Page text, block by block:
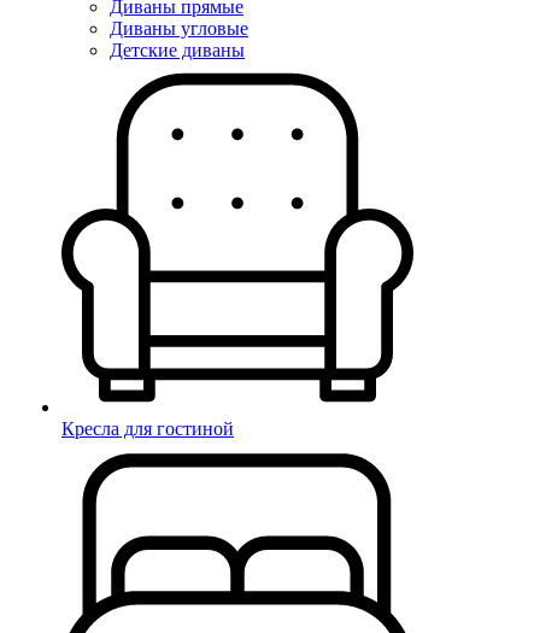
Диваны прямые
Диваны угловые
Детские диваны
Кресла для гостиной